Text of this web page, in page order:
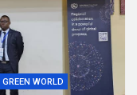
GREEN WORLD